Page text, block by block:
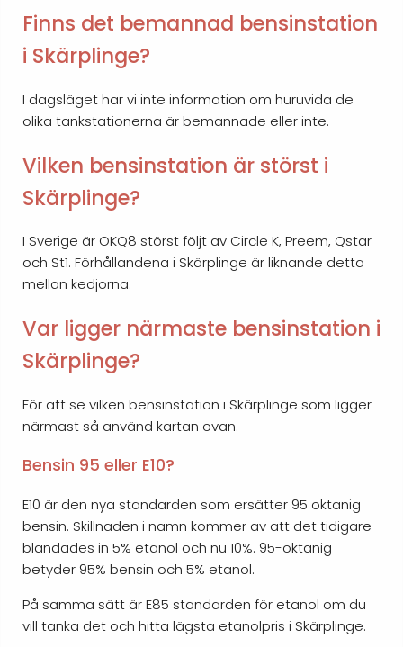
Finns det bemannad bensinstation
i Skärplinge?
I dagsläget har vi inte information om huruvida de
olika tankstationerna är bemannade eller inte.
Vilken bensinstation är störst i
Skärplinge?
I Sverige är OKQ8 störst följt av Circle K, Preem, Qstar
och St1. Förhållandena i Skärplinge är liknande detta
mellan kedjorna.
Var ligger närmaste bensinstation i
Skärplinge?
För att se vilken bensinstation i Skärplinge som ligger
närmast så använd kartan ovan.
Bensin 95 eller E10?
E10 är den nya standarden som ersätter 95 oktanig
bensin. Skillnaden i namn kommer av att det tidigare
blandades in 5% etanol och nu 10%. 95-oktanig
betyder 95% bensin och 5% etanol.
På samma sätt är E85 standarden för etanol om du
vill tanka det och hitta lägsta etanolpris i Skärplinge.